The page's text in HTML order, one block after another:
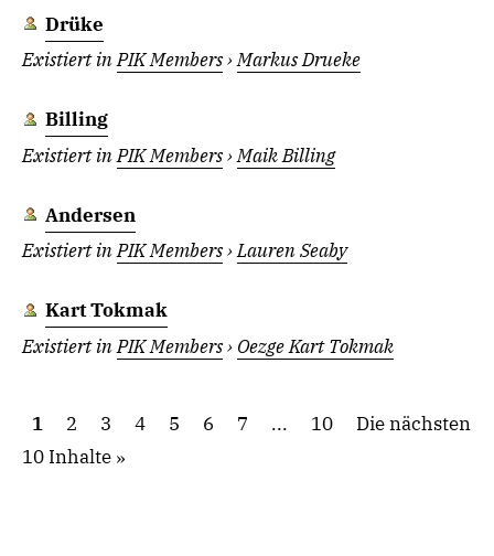
Drüke
Existiert inPIK Members›Markus Drueke
Billing
Existiert inPIK Members›Maik Billing
Andersen
Existiert inPIK Members›Lauren Seaby
Kart Tokmak
Existiert inPIK Members› Oezge Kart Tokmak
1 2 3 4 5 6 7 ... 10
Die nächsten
10 Inhalte